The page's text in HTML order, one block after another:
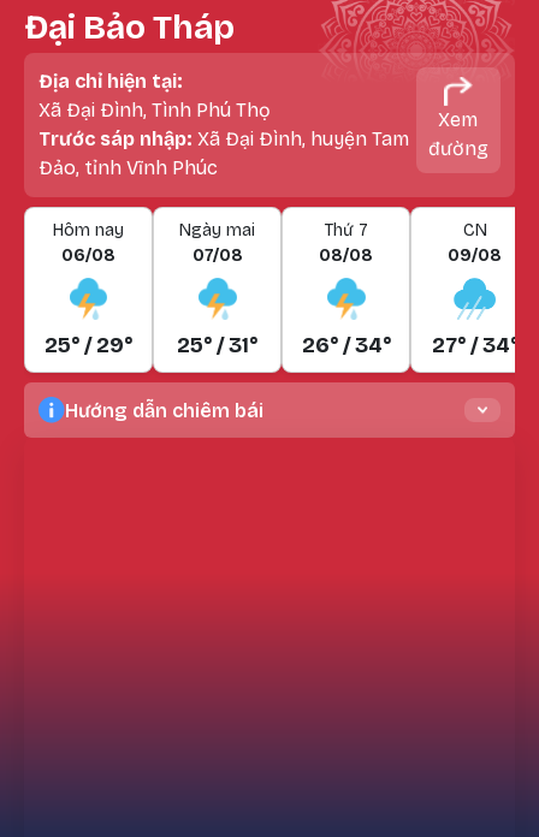
Đại Bảo Tháp
Địa chỉ hiện tại:
Xã Đại Đình, Tình Phú Thọ
Trước sáp nhập: Xã Đại Đình, huyện Tam
Đảo, tỉnh Vĩnh Phúc
Xem
đường
Hôm nay
06/08
25° / 29°
Ngày mai
07/08
25° / 31°
Thứ 7
08/08
26° / 34°
CN
09/08
27° / 34°
Hướng dẫn chiêm bái